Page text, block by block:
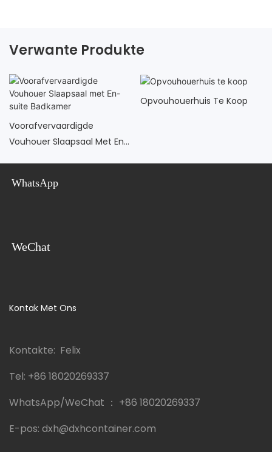
Verwante Produkte
Voorafvervaardigde
Vouhouer Slaapsaal Met En-
Opvouhouerhuis Te Koop
WhatsApp
WeChat
Kontak Met Ons
Kontakte: Felix
Tel: +86 18020269337
WhatsApp/WeChat ： +86 18020269337
E-pos: dxh@dxhcontainer.com